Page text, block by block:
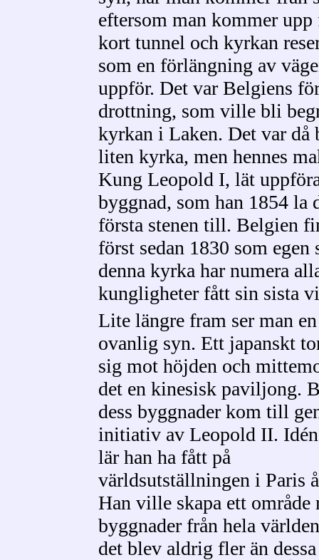
eftersom man kommer upp
kort tunnel och kyrkan
som en förlängning av
uppför. Det var Belgiens
drottning, som ville bli
kyrkan i Laken. Det var då
liten kyrka, men hennes
Kung Leopold I, lät
byggnad, som han 1854 la
första stenen till. Belgien
först sedan 1830 som egen
denna kyrka har numera
kungligheter fått sin sista
Lite längre fram ser man
ovanlig syn. Ett japanskt
sig mot höjden och
det en kinesisk paviljong.
dess byggnader kom till
initiativ av Leopold II.
lär han ha fått på
världsutställningen i Paris
Han ville skapa ett område
byggnader från hela
det blev aldrig fler än